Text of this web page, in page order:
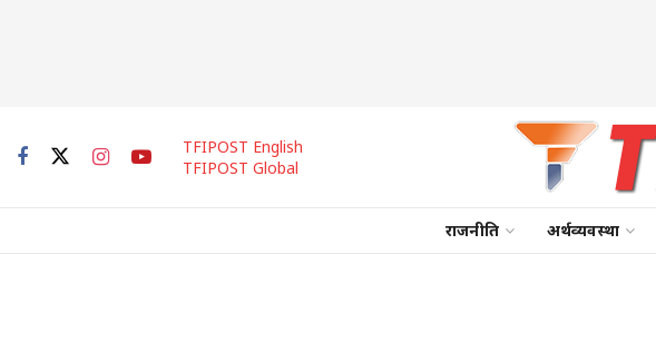
TFIPOST English
TFIPOST Global
राजनीति अर्थव्यवस्था